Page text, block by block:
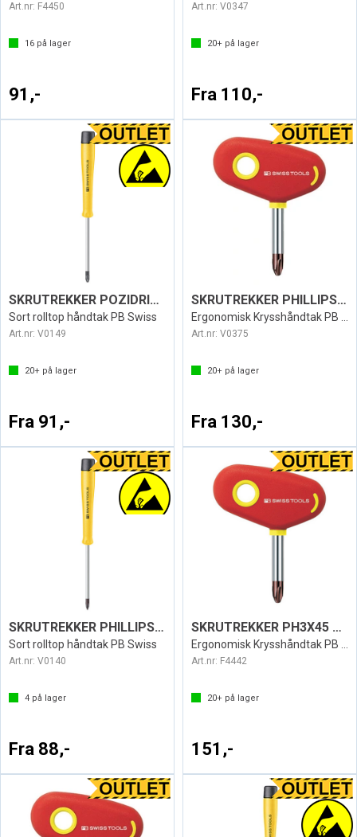
Art.nr: F4450
16 på lager
91,-
Art.nr: V0347
20+ på lager
Fra 110,-
SKRUTREKKER POZIDRIV ESD1122
Sort rolltop håndtak PB Swiss
Art.nr: V0149
20+ på lager
Fra 91,-
SKRUTREKKER PHILLIPS SWISS 198
Art.nr: V0375
20+ på lager
Fra 130,-
SKRUTREKKER PHILLIPS ESD1121
Sort rolltop håndtak PB Swiss
Art.nr: V0140
4 på lager
Fra 88,-
SKRUTREKKER PH3X45 SWISS 198
Art.nr: F4442
20+ på lager
151,-